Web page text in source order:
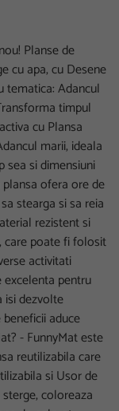
Planse de
cu apa, cu Desene
tematica: Adancul
timpul
cu Plansa
marii, ideala
sea si dimensiuni
ofera ore de
stearga si sa reia
rezistent si
care poate fi folosit
activitati
pentru
isi dezvolte
aduce
- FunnyMat este
reutilizabila care
si Usor de
coloreaza